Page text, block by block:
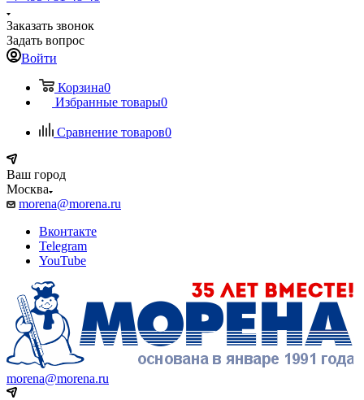
Заказать звонок
Задать вопрос
Войти
Корзина0
Избранные товары0
Сравнение товаров0
Ваш город
Москва
morena@morena.ru
Вконтакте
Telegram
YouTube
morena@morena.ru